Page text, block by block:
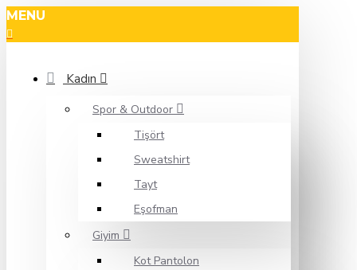
MENU
Kadın
Spor & Outdoor
Tişört
Sweatshirt
Tayt
Eşofman
Giyim
Kot Pantolon